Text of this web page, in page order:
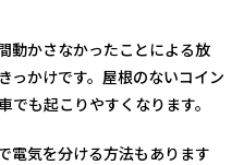
動かさなかったことによる放
っかけです。屋根のないコイン
も起こりやすくなります。
電気を分ける方法もあります